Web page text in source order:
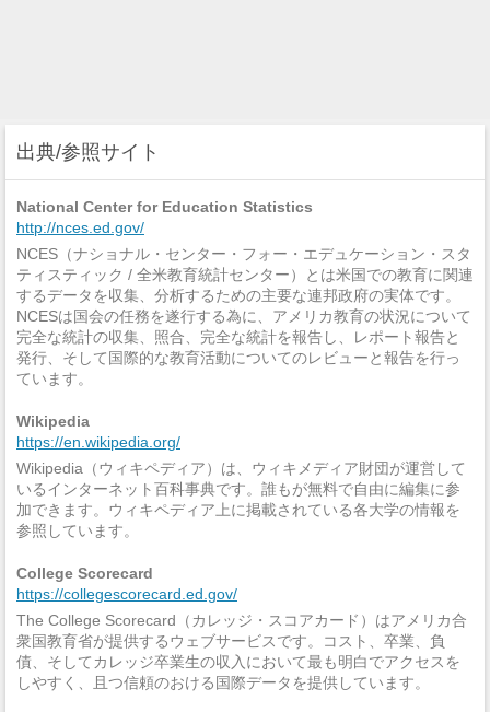
出典/参照サイト
National Center for Education Statistics
http://nces.ed.gov/
NCES（ナショナル・センター・フォー・エデュケーション・スタ
ティスティック / 全米教育統計センター）とは米国での教育に関連
するデータを収集、分析するための主要な連邦政府の実体です。
NCESは国会の任務を遂行する為に、アメリカ教育の状況について
完全な統計の収集、照合、完全な統計を報告し、レポート報告と
発行、そして国際的な教育活動についてのレビューと報告を行っ
ています。
Wikipedia
https://en.wikipedia.org/
Wikipedia（ウィキペディア）は、ウィキメディア財団が運営して
いるインターネット百科事典です。誰もが無料で自由に編集に参
加できます。ウィキペディア上に掲載されている各大学の情報を
参照しています。
College Scorecard
https://collegescorecard.ed.gov/
The College Scorecard（カレッジ・スコアカード）はアメリカ合
衆国教育省が提供するウェブサービスです。コスト、卒業、負
債、そしてカレッジ卒業生の収入において最も明白でアクセスを
しやすく、且つ信頼のおける国際データを提供しています。